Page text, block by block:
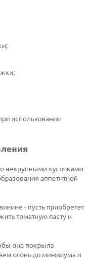
использовании
некрупными кусочками
аппетитной
- пусть приобретет
томатную пасту и
она покрыла
огонь до минимума и